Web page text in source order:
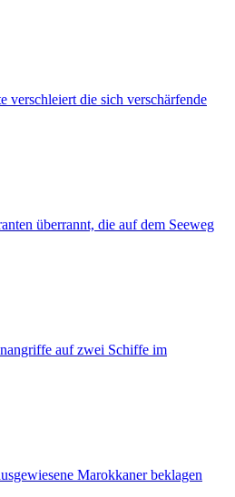
verschleiert die sich verschärfende
überrannt, die auf dem Seeweg
auf zwei Schiffe im
Marokkaner beklagen